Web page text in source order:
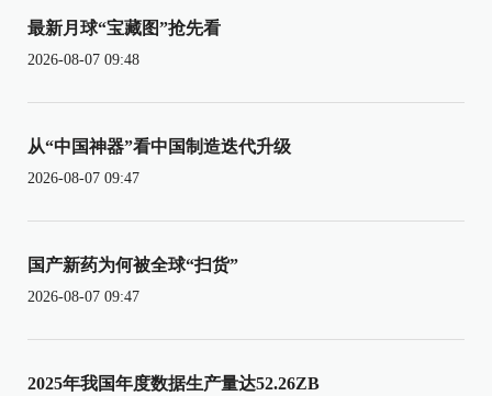
最新月球“宝藏图”抢先看
2026-08-07 09:48
从“中国神器”看中国制造迭代升级
2026-08-07 09:47
国产新药为何被全球“扫货”
2026-08-07 09:47
2025年我国年度数据生产量达52.26ZB